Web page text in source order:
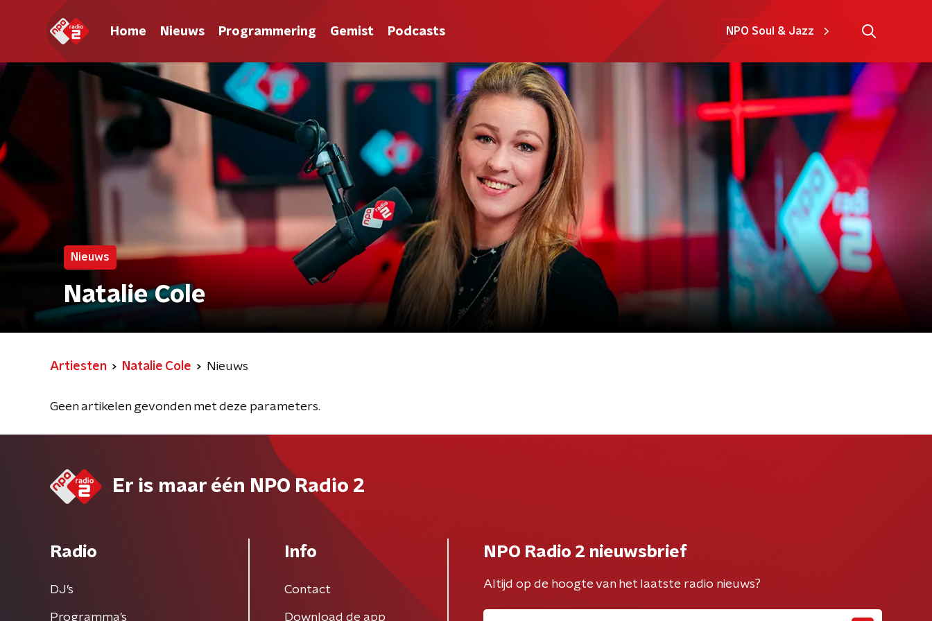
Home Nieuws Programmering Gemist Podcasts NPO Soul & Jazz
Nieuws
Natalie Cole
Artiesten Natalie Cole Nieuws
Geen artikelen gevonden met deze parameters.
Er is maar één NPO Radio 2
Radio
DJ’s
Programma's
Info
Contact
Download de app
NPO Radio 2 nieuwsbrief
Altijd op de hoogte van het laatste radio nieuws?